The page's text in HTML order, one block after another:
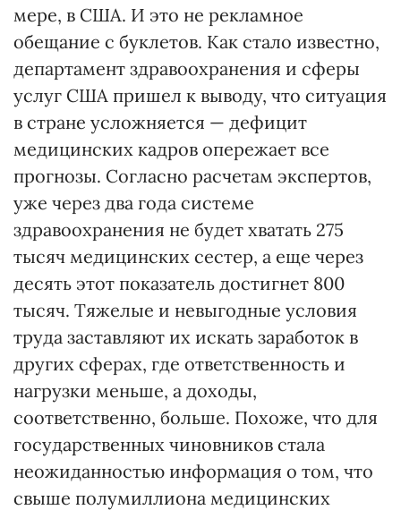
мере, в США. И это не рекламное
обещание с буклетов. Как стало известно,
департамент здравоохранения и сферы
услуг США пришел к выводу, что ситуация
в стране усложняется — дефицит
медицинских кадров опережает все
прогнозы. Согласно расчетам экспертов,
уже через два года системе
здравоохранения не будет хватать 275
тысяч медицинских сестер, а еще через
десять этот показатель достигнет 800
тысяч. Тяжелые и невыгодные условия
труда заставляют их искать заработок в
других сферах, где ответственность и
нагрузки меньше, а доходы,
соответственно, больше. Похоже, что для
государственных чиновников стала
неожиданностью информация о том, что
свыше полумиллиона медицинских